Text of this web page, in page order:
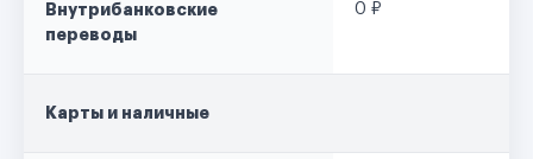
Внутрибанковские
переводы
0 ₽
Карты и наличные